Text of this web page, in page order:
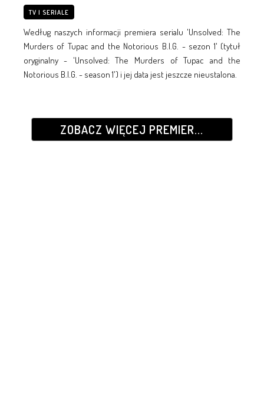
TV I SERIALE
Według naszych informacji premiera serialu 'Unsolved: The
Murders of Tupac and the Notorious B.I.G. - sezon 1' (tytuł
oryginalny - 'Unsolved: The Murders of Tupac and the
Notorious B.I.G. - season 1') i jej data jest jeszcze nieustalona.
ZOBACZ WIĘCEJ PREMIER...